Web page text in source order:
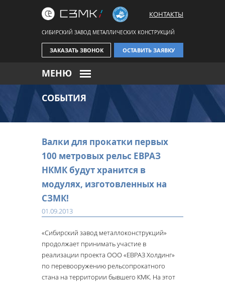
КОНТАКТЫ
СИБИРСКИЙ ЗАВОД МЕТАЛЛИЧЕСКИХ КОНСТРУКЦИЙ
ОСТАВИТЬ ЗАЯВКУ
ЗАКАЗАТЬ ЗВОНОК
МЕНЮ
СОБЫТИЯ
Валки для прокатки первых
100 метровых рельс ЕВРАЗ
НКМК будут хранится в
модулях, изготовленных на
СЗМК!
01.09.2013
«Сибирский завод металлоконструкций»
продолжает принимать участие в
реализации проекта ООО «ЕВРАЗ Холдинг»
по перевооружению рельсопрокатного
стана на территории бывшего КМК. На этот